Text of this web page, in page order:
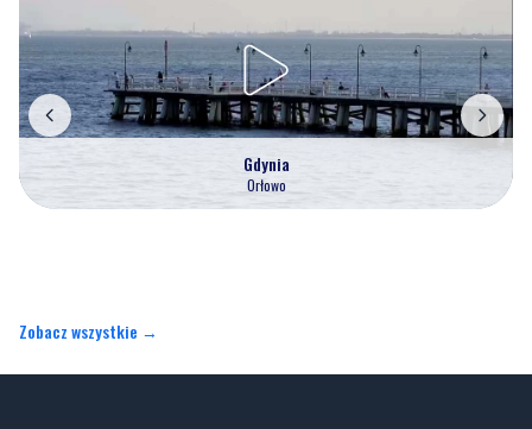
Gdynia
Orłowo
Artykuły Informacje